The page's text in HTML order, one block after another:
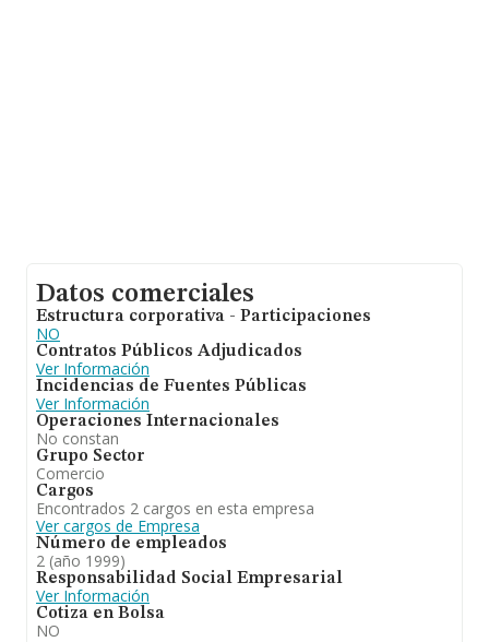
Datos comerciales
Estructura corporativa - Participaciones
NO
Contratos Públicos Adjudicados
Ver Información
Incidencias de Fuentes Públicas
Ver Información
Operaciones Internacionales
No constan
Grupo Sector
Comercio
Cargos
Encontrados 2 cargos en esta empresa
Ver cargos de Empresa
Número de empleados
2 (año 1999)
Responsabilidad Social Empresarial
Ver Información
Cotiza en Bolsa
NO